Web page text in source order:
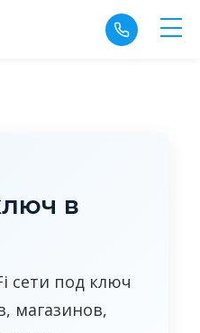
в
сети под ключ
магазинов,